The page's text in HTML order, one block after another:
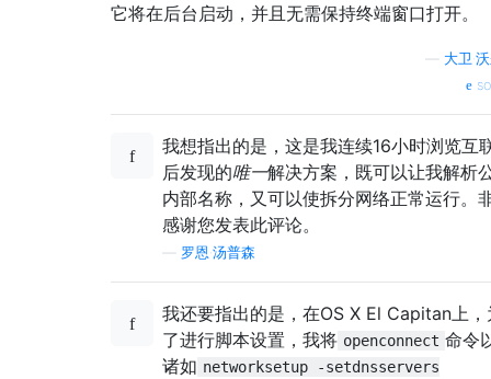
它将在后台启动，并且无需保持终端窗口打开。
大卫·
我想指出的是，这是我连续16小时浏览互
后发现的唯一解决方案，既可以让我解析
内部名称，又可以使拆分网络正常运行。
感谢您发表此评论。
罗恩·汤普森
我还要指出的是，在OS X El Capitan上，
了进行脚本设置，我将 openconnect 命令
诸如 networksetup -setdnsservers